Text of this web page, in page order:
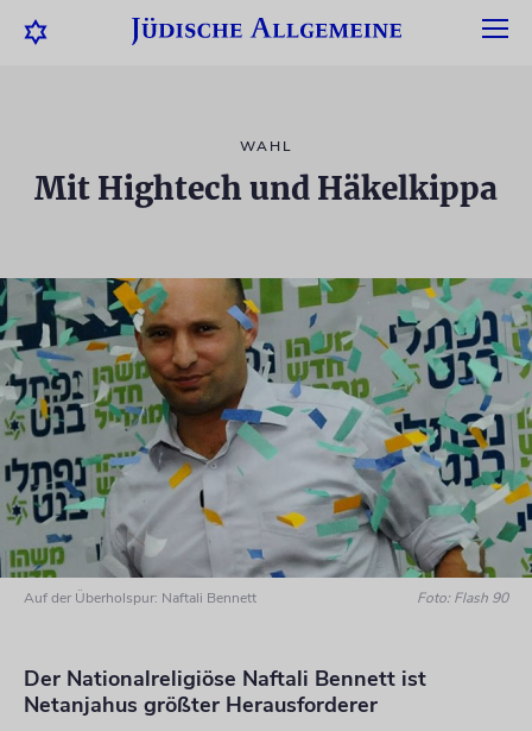
WAHL
Mit Hightech und Häkelkippa
Auf der Überholspur: Naftali Bennett Foto: Flash 90
Der Nationalreligiöse Naftali Bennett ist
Netanjahus größter Herausforderer